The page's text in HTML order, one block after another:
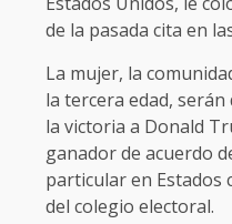
de la pasada cita en
La mujer, la
la tercera edad,
la victoria a Donald
ganador de acuerdo
particular en Estados
del colegio electoral.